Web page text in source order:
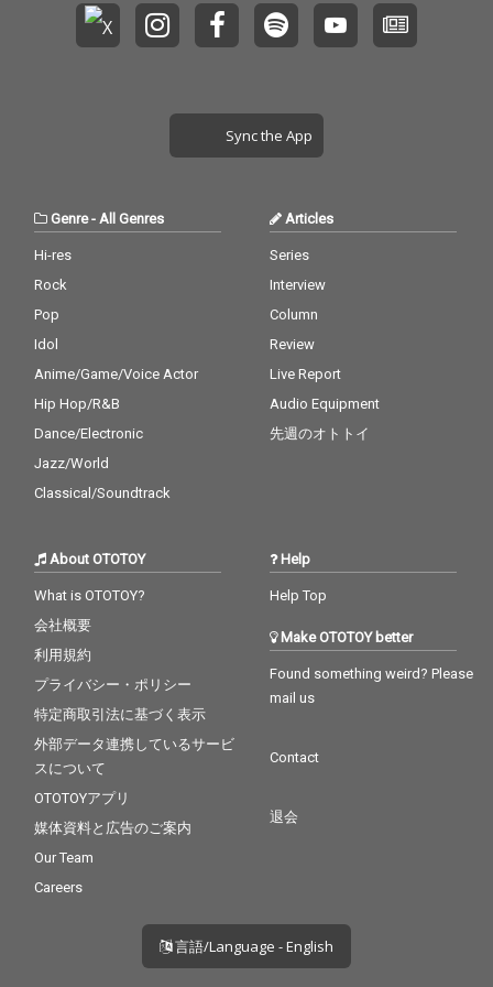
Sync the App
Genre-All Genres
Hi-res
Rock
Pop
Idol
Anime/Game/Voice Actor
Hip Hop/R&B
Dance/Electronic
Jazz/World
Classical/Soundtrack
Articles
Series
Interview
Column
Review
Live Report
Audio Equipment
先週のオトトイ
About OTOTOY
What is OTOTOY?
会社概要
利用規約
プライバシー・ポリシー
特定商取引法に基づく表示
外部データ連携しているサービ
スについて
OTOTOYアプリ
媒体資料と広告のご案内
Our Team
Careers
Help
Help Top
Make OTOTOY better
Found something weird? Please
mail us
Contact
退会
言語/Language - English